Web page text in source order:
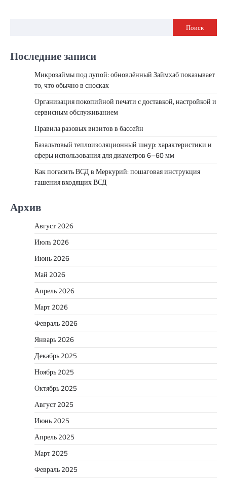
Поиск
Последние записи
Микрозаймы под лупой: обновлённый Займхаб показывает
то, что обычно в сносках
Организация покопийной печати с доставкой, настройкой и
сервисным обслуживанием
Правила разовых визитов в бассейн
Базальтовый теплоизоляционный шнур: характеристики и
сферы использования для диаметров 6–60 мм
Как погасить ВСД в Меркурий: пошаговая инструкция
гашения входящих ВСД
Архив
Август 2026
Июль 2026
Июнь 2026
Май 2026
Апрель 2026
Март 2026
Февраль 2026
Январь 2026
Декабрь 2025
Ноябрь 2025
Октябрь 2025
Август 2025
Июнь 2025
Апрель 2025
Март 2025
Февраль 2025